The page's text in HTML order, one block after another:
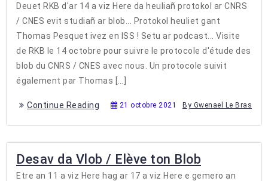
Deuet RKB d'ar 14 a viz Here da heuliañ protokol ar CNRS
/ CNES evit studiañ ar blob... Protokol heuliet gant
Thomas Pesquet ivez en ISS ! Setu ar podcast... Visite
de RKB le 14 octobre pour suivre le protocole d'étude des
blob du CNRS / CNES avec nous. Un protocole suivit
également par Thomas […]
Continue Reading 21 octobre 2021 By Gwenael Le Bras
Desav da Vlob / Elève ton Blob
Etre an 11 a viz Here hag ar 17 a viz Here e gemero an